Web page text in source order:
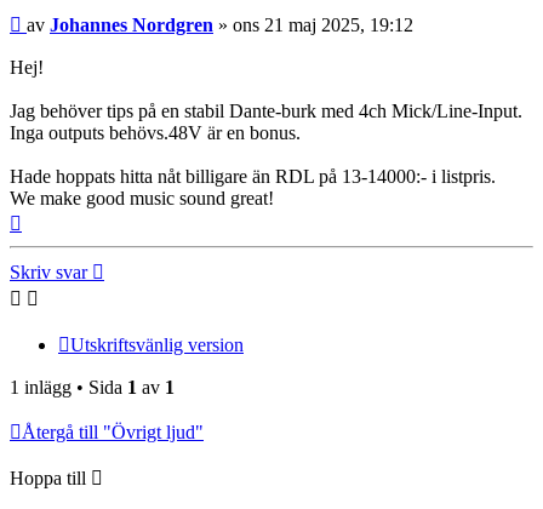
Inlägg
av Johannes Nordgren » ons 21 maj 2025, 19:12
Hej!
Jag behöver tips på en stabil Dante-burk med 4ch Mick/Line-Input.
Inga outputs behövs.48V är en bonus.
Hade hoppats hitta nåt billigare än RDL på 13-14000:- i listpris.
We make good music sound great!
Skriv svar
Utskriftsvänlig version
1 inlägg • Sida 1 av 1
Återgå till "Övrigt ljud"
Hoppa till